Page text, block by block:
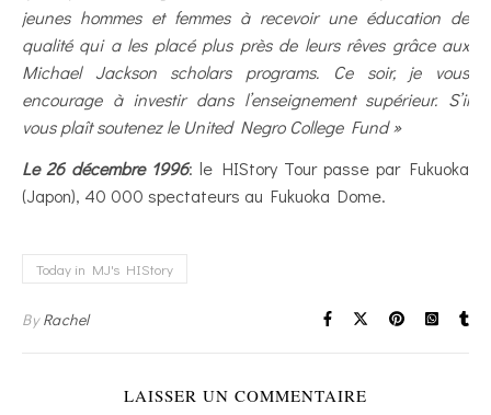
jeunes hommes et femmes à recevoir une éducation de
qualité qui a les placé plus près de leurs rêves grâce aux
Michael Jackson scholars programs. Ce soir, je vous
encourage à investir dans l’enseignement supérieur. S’il
vous plaît soutenez le United Negro College Fund »
Le 26 décembre 1996: le HIStory Tour passe par Fukuoka
(Japon), 40 000 spectateurs au Fukuoka Dome.
Today in MJ's HIStory
ByRachel
LAISSER UN COMMENTAIRE